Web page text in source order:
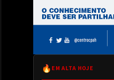
🔥 EM ALTA HOJE